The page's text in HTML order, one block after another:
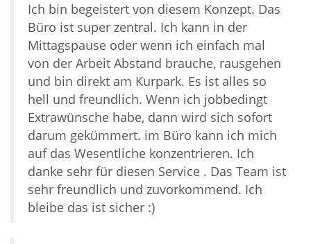
Ich bin begeistert von diesem Konzept. Das
Büro ist super zentral. Ich kann in der
Mittagspause oder wenn ich einfach mal
von der Arbeit Abstand brauche, rausgehen
und bin direkt am Kurpark. Es ist alles so
hell und freundlich. Wenn ich jobbedingt
Extrawünsche habe, dann wird sich sofort
darum gekümmert. im Büro kann ich mich
auf das Wesentliche konzentrieren. Ich
danke sehr für diesen Service . Das Team ist
sehr freundlich und zuvorkommend. Ich
bleibe das ist sicher :)